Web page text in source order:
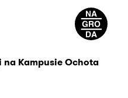
Kampusie Ochota